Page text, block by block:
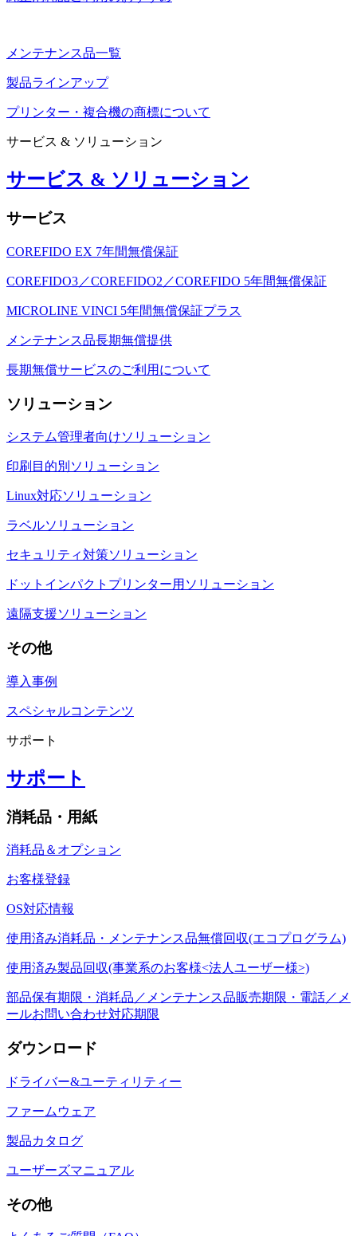
メンテナンス品一覧
製品ラインアップ
プリンター・複合機の商標について
サービス & ソリューション
サービス & ソリューション
サービス
COREFIDO EX 7年間無償保証
COREFIDO3／COREFIDO2／COREFIDO 5年間無償保証
MICROLINE VINCI 5年間無償保証プラス
メンテナンス品長期無償提供
長期無償サービスのご利用について
ソリューション
システム管理者向けソリューション
印刷目的別ソリューション
Linux対応ソリューション
ラベルソリューション
セキュリティ対策ソリューション
ドットインパクトプリンター用ソリューション
遠隔支援ソリューション
その他
導入事例
スペシャルコンテンツ
サポート
サポート
消耗品・用紙
消耗品＆オプション
お客様登録
OS対応情報
使用済み消耗品・メンテナンス品無償回収(エコプログラム)
使用済み製品回収(事業系のお客様<法人ユーザー様>)
部品保有期限・消耗品／メンテナンス品販売期限・電話／メ
ールお問い合わせ対応期限
ダウンロード
ドライバー&ユーティリティー
ファームウェア
製品カタログ
ユーザーズマニュアル
その他